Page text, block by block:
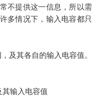
不提供这一信息，所以需
多情况下，输入电容都只
及其各自的输入电容值。
输入电容值